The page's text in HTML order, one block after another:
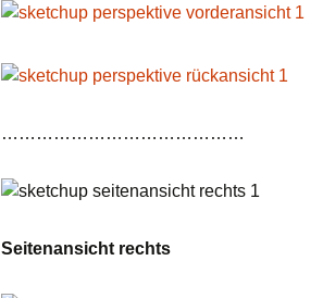
……………………………………
Seitenansicht rechts